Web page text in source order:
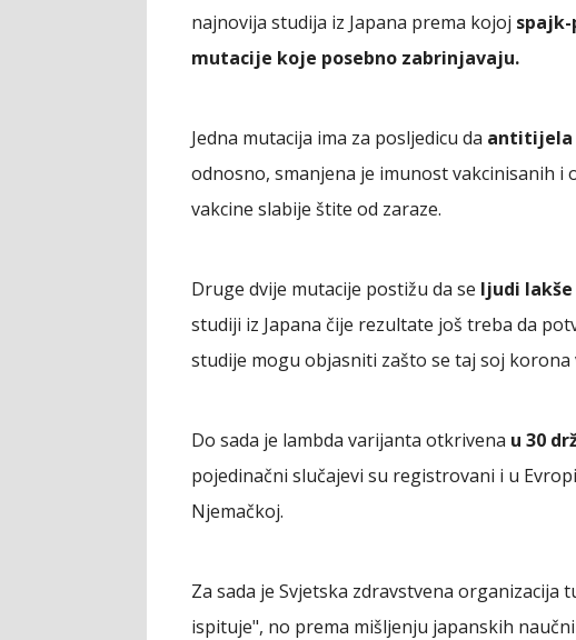
najnovija studija iz Japana prema kojoj
mutacije koje posebno zabrinjavaju.
Jedna mutacija ima za posljedicu da antitijela
odnosno, smanjena je imunost vakcinisanih
vakcine slabije štite od zaraze.
Druge dvije mutacije postižu da se ljudi
studiji iz Japana čije rezultate još treba da
studije mogu objasniti zašto se taj soj
Do sada je lambda varijanta otkrivena u 30
pojedinačni slučajevi su registrovani i u
Njemačkoj.
Za sada je Svjetska zdravstvena
ispituje", no prema mišljenju japanskih